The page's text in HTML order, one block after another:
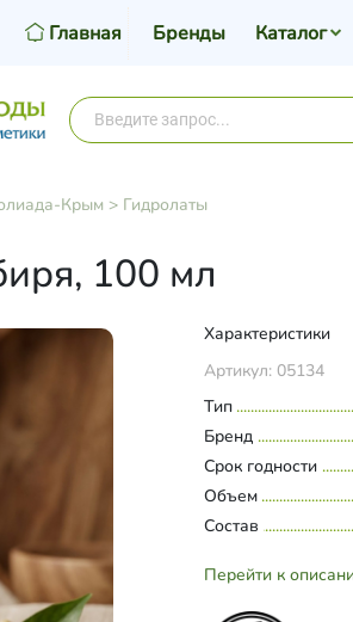
Главная Бренды Каталог
Крым > Гидролаты
100 мл
Характеристики
Артикул: 05134
Тип
Бренд
Срок годности
Объем
Состав
Перейти к